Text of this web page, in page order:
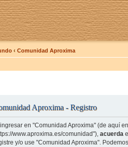
‹ Comunidad Aproxima
Aproxima - Registro
en "Comunidad Aproxima" (de aquí
www.aproxima.es/comunidad"), acuerda
y/o use "Comunidad Aproxima".